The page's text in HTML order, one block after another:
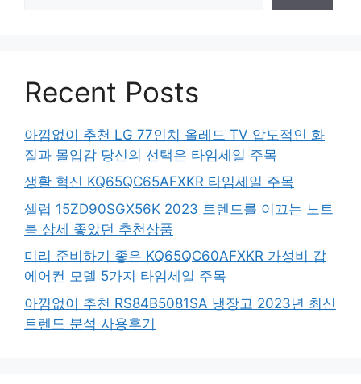
Recent Posts
아낌없이 추천 LG 77인치 올레드 TV 압도적인 화
질과 몰입감 당신의 선택은 타임세일 주목
생활 혁신 KQ65QC65AFXKR 타임세일 주목
셀럽 15ZD90SGX56K 2023 트렌드를 이끄는 노트
북 상세 좋았던 추천상품
미리 준비하기 좋은 KQ65QC60AFXKR 가성비 갑
에어컨 모델 5가지 타임세일 주목
아낌없이 추천 RS84B5081SA 냉장고 2023년 최신
트렌드 분석 사용후기